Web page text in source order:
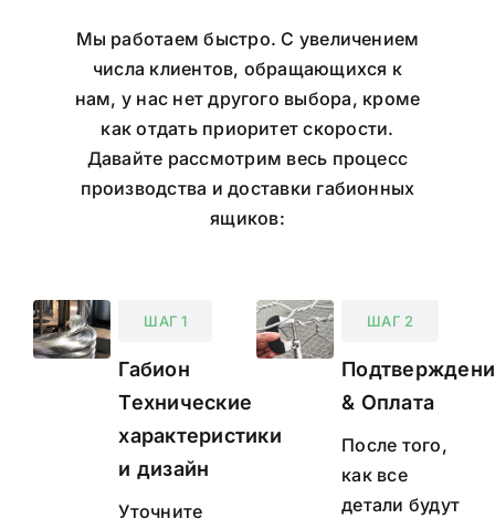
Мы работаем быстро. С увеличением
числа клиентов, обращающихся к
нам, у нас нет другого выбора, кроме
как отдать приоритет скорости.
Давайте рассмотрим весь процесс
производства и доставки габионных
ящиков:
ШАГ 1
Габион
Технические
характеристики
и дизайн
Уточните
ШАГ 2
& Оплата
После того,
как все
детали будут